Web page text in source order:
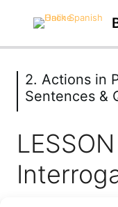
1. First Steps
2. Actions in
Sentences &
2. Actions in
Sentences &